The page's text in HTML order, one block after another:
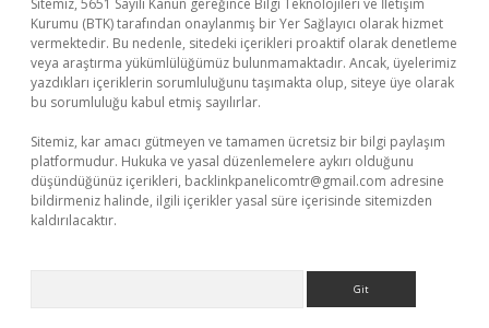
Sitemiz, 5651 Sayılı Kanun gereğince Bilgi Teknolojileri ve İletişim
Kurumu (BTK) tarafından onaylanmış bir Yer Sağlayıcı olarak hizmet
vermektedir. Bu nedenle, sitedeki içerikleri proaktif olarak denetleme
veya araştırma yükümlülüğümüz bulunmamaktadır. Ancak, üyelerimiz
yazdıkları içeriklerin sorumluluğunu taşımakta olup, siteye üye olarak
bu sorumluluğu kabul etmiş sayılırlar.
Sitemiz, kar amacı gütmeyen ve tamamen ücretsiz bir bilgi paylaşım
platformudur. Hukuka ve yasal düzenlemelere aykırı olduğunu
düşündüğünüz içerikleri, backlinkpanelicomtr@gmail.com adresine
bildirmeniz halinde, ilgili içerikler yasal süre içerisinde sitemizden
kaldırılacaktır.